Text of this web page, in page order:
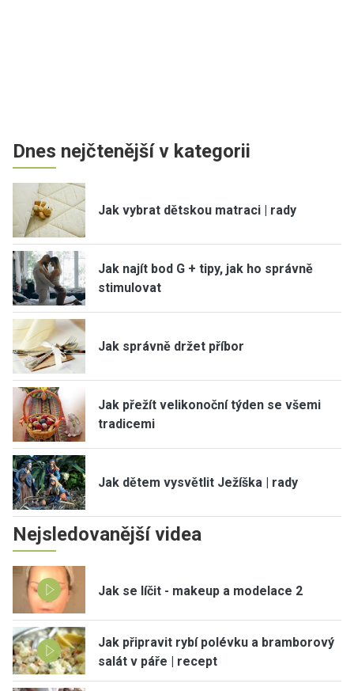
Dnes nejčtenější v kategorii
Jak vybrat dětskou matraci | rady
Jak najít bod G + tipy, jak ho správně
stimulovat
Jak správně držet příbor
Jak přežít velikonoční týden se všemi
tradicemi
Jak dětem vysvětlit Ježíška | rady
Nejsledovanější videa
Jak se líčit - makeup a modelace 2
Jak připravit rybí polévku a bramborový
salát v páře | recept